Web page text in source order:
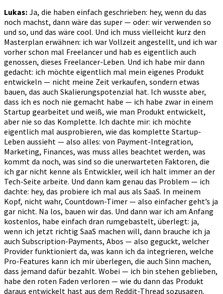
Lukas: Ja, die haben einfach geschrieben: hey, wenn du das
noch machst, dann wäre das super — oder: wir verwenden so
und so, und das wäre cool. Und ich muss vielleicht kurz den
Masterplan erwähnen: ich war Vollzeit angestellt, und ich war
vorher schon mal Freelancer und hab es eigentlich auch
genossen, dieses Freelancer-Leben. Und ich habe mir dann
gedacht: ich möchte eigentlich mal mein eigenes Produkt
entwickeln — nicht meine Zeit verkaufen, sondern etwas
bauen, das auch Skalierungspotenzial hat. Ich wusste aber,
dass ich es noch nie gemacht habe — ich habe zwar in einem
Startup gearbeitet und weiß, wie man Produkt entwickelt,
aber nie so das Komplette. Ich dachte mir: ich möchte
eigentlich mal ausprobieren, wie das komplette Startup-
Leben aussieht — also alles: von Payment-Integration,
Marketing, Finances, was muss alles beachtet werden, was
kommt da noch, was sind so die unerwarteten Faktoren, die
ich gar nicht kenne als Entwickler, weil ich halt immer an der
Tech-Seite arbeite. Und dann kam genau das Problem — ich
dachte: hey, das probiere ich mal aus als SaaS. In meinem
Kopf, nicht wahr, Countdown-Timer — also einfacher geht’s ja
gar nicht. Na los, bauen wir das. Und dann war ich am Anfang
kostenlos, habe einfach dran rumgebastelt, überlegt: ja,
wenn ich jetzt richtig SaaS machen will, dann brauche ich ja
auch Subscription-Payments, Abos — also geguckt, welcher
Provider funktioniert da, was kann ich da integrieren, welche
Pro-Features kann ich mir überlegen, die auch Sinn machen,
dass jemand dafür bezahlt. Wobei — ich bin stehen geblieben,
habe den roten Faden verloren — wie du dann das Produkt
daraus entwickelt hast aus dem Reddit-Thread sozusagen.